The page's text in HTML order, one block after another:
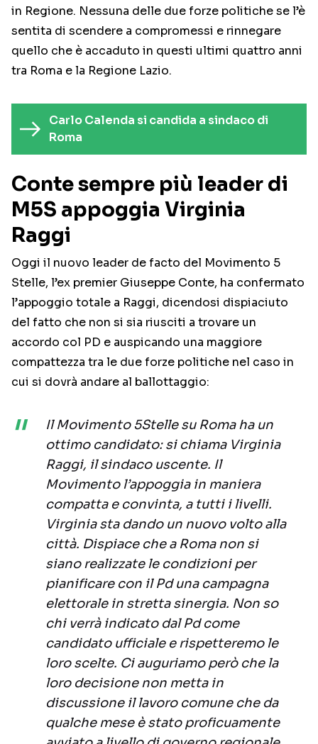
in Regione. Nessuna delle due forze politiche se l’è
sentita di scendere a compromessi e rinnegare
quello che è accaduto in questi ultimi quattro anni
tra Roma e la Regione Lazio.
Carlo Calenda si candida a sindaco di
Roma
Conte sempre più leader di
M5S appoggia Virginia
Raggi
Oggi il nuovo leader de facto del Movimento 5
Stelle, l’ex premier Giuseppe Conte, ha confermato
l’appoggio totale a Raggi, dicendosi dispiaciuto
del fatto che non si sia riusciti a trovare un
accordo col PD e auspicando una maggiore
compattezza tra le due forze politiche nel caso in
cui si dovrà andare al ballottaggio:
Il Movimento 5Stelle su Roma ha un
ottimo candidato: si chiama Virginia
Raggi, il sindaco uscente. Il
Movimento l’appoggia in maniera
compatta e convinta, a tutti i livelli.
Virginia sta dando un nuovo volto alla
città. Dispiace che a Roma non si
siano realizzate le condizioni per
pianificare con il Pd una campagna
elettorale in stretta sinergia. Non so
chi verrà indicato dal Pd come
candidato ufficiale e rispetteremo le
loro scelte. Ci auguriamo però che la
loro decisione non metta in
discussione il lavoro comune che da
qualche mese è stato proficuamente